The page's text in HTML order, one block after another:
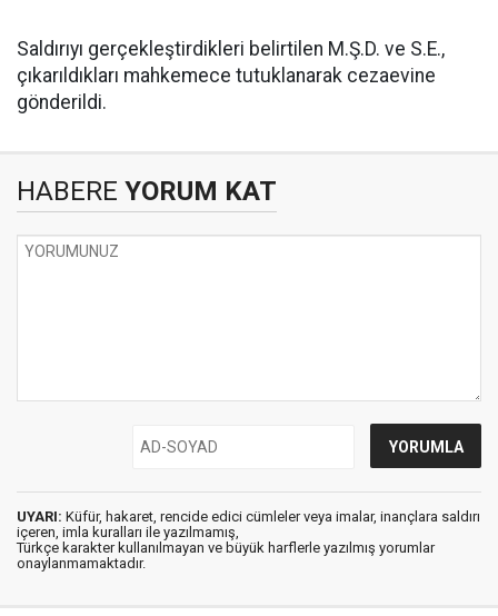
Saldırıyı gerçekleştirdikleri belirtilen M.Ş.D. ve S.E.,
çıkarıldıkları mahkemece tutuklanarak cezaevine
gönderildi.
HABERE YORUM KAT
UYARI: Küfür, hakaret, rencide edici cümleler veya imalar, inançlara saldırı
içeren, imla kuralları ile yazılmamış,
Türkçe karakter kullanılmayan ve büyük harflerle yazılmış yorumlar
onaylanmamaktadır.